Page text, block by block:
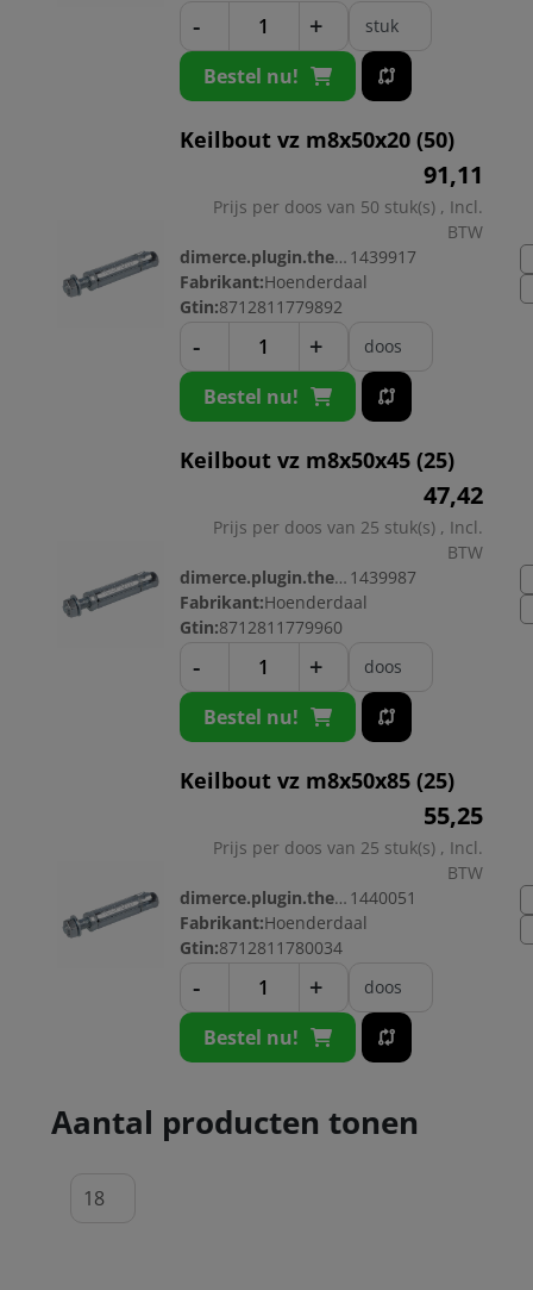
- + stuk
Bestel nu!
Keilbout vz m8x50x20 (50)
91,11
Prijs per doos van 50 stuk(s) , Incl.
BTW
dimerce.plugin.theme.productnr: 1439917
Fabrikant:Hoenderdaal
Gtin:8712811779892
- + doos
Bestel nu!
Keilbout vz m8x50x45 (25)
47,42
Prijs per doos van 25 stuk(s) , Incl.
BTW
dimerce.plugin.theme.productnr: 1439987
Fabrikant:Hoenderdaal
Gtin:8712811779960
- + doos
Bestel nu!
Keilbout vz m8x50x85 (25)
55,25
Prijs per doos van 25 stuk(s) , Incl.
BTW
dimerce.plugin.theme.productnr: 1440051
Fabrikant:Hoenderdaal
Gtin:8712811780034
- + doos
Bestel nu!
Aantal producten tonen